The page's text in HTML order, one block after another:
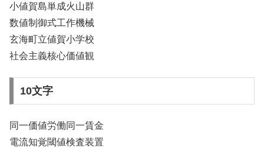
小値賀島単成火山群
数値制御式工作機械
玄海町立値賀小学校
社会主義核心価値観
10文字
同一価値労働同一賃金
電流知覚閾値検査装置